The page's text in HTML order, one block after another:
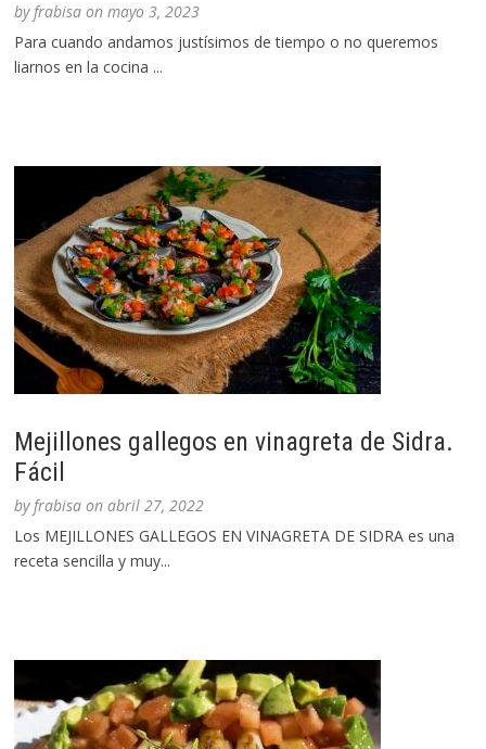
byfrabisa onmayo 3, 2023
Para cuando andamos justísimos de tiempo o no queremos
liarnos en la cocina ...
Mejillones gallegos en vinagreta de Sidra.
Fácil
byfrabisa onabril 27, 2022
Los MEJILLONES GALLEGOS EN VINAGRETA DE SIDRA es una
receta sencilla y muy...